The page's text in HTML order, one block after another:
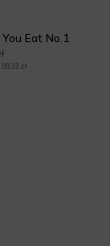
Eat No.1
zł